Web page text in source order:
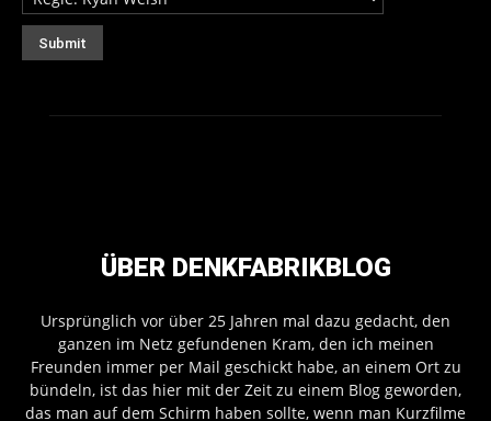
ÜBER DENKFABRIKBLOG
Ursprünglich vor über 25 Jahren mal dazu gedacht, den
ganzen im Netz gefundenen Kram, den ich meinen
Freunden immer per Mail geschickt habe, an einem Ort zu
bündeln, ist das hier mit der Zeit zu einem Blog geworden,
das man auf dem Schirm haben sollte, wenn man Kurzfilme